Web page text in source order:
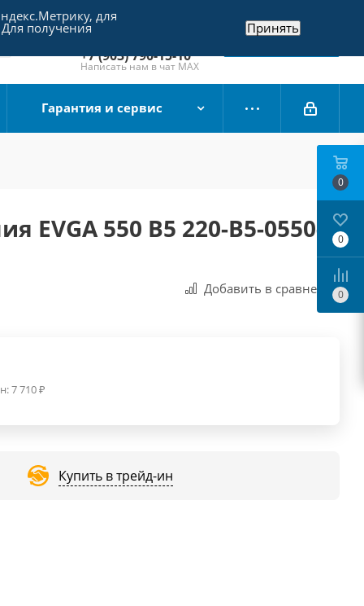
+7 (495) 790-15-10
Отдел продаж
+7 (903) 790-15-10
Написать нам в чат MAX
Заказать звонок
Гарантия и сервис
EVGA 550 B5 220-B5-0550-
Добавить в сравнения
7 710₽
Купить в трейд-ин
0
0
0
для
получения Принять